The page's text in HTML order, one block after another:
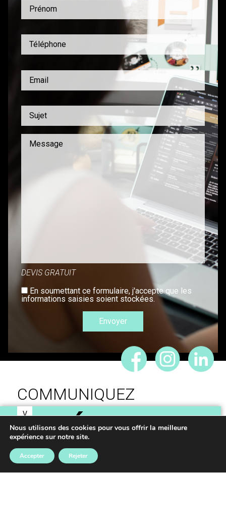
DEVIS GRATUIT
En soumettant ce formulaire, j'accepte que les
informations saisies soient stockées.
COMMUNIQUEZ
V
S
IDÉES,
RÉALISONS VOS
Nous utilisons des cookies pour vous offrir la meilleure
expérience sur notre site.
Accepter Rejeter